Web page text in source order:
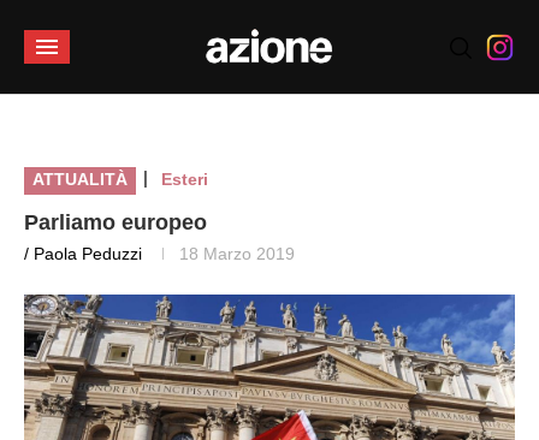
ATTUALITÀ | Esteri
Parliamo europeo
/ Paola Peduzzi 18 Marzo 2019